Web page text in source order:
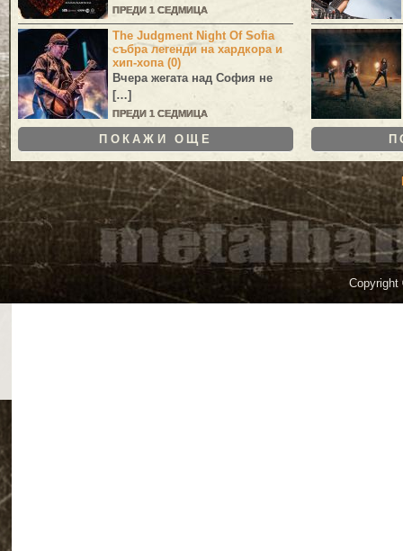
ПРЕДИ 1 СЕДМИЦА
The Judgment Night Of Sofia
събра легенди на хардкора и
хип-хопа (0)
Вчера жегата над София не
[…]
ПРЕДИ 1 СЕДМИЦА
ПОКАЖИ ОЩЕ